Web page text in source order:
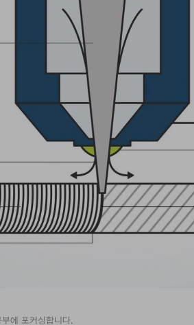
에 포커싱합니다.